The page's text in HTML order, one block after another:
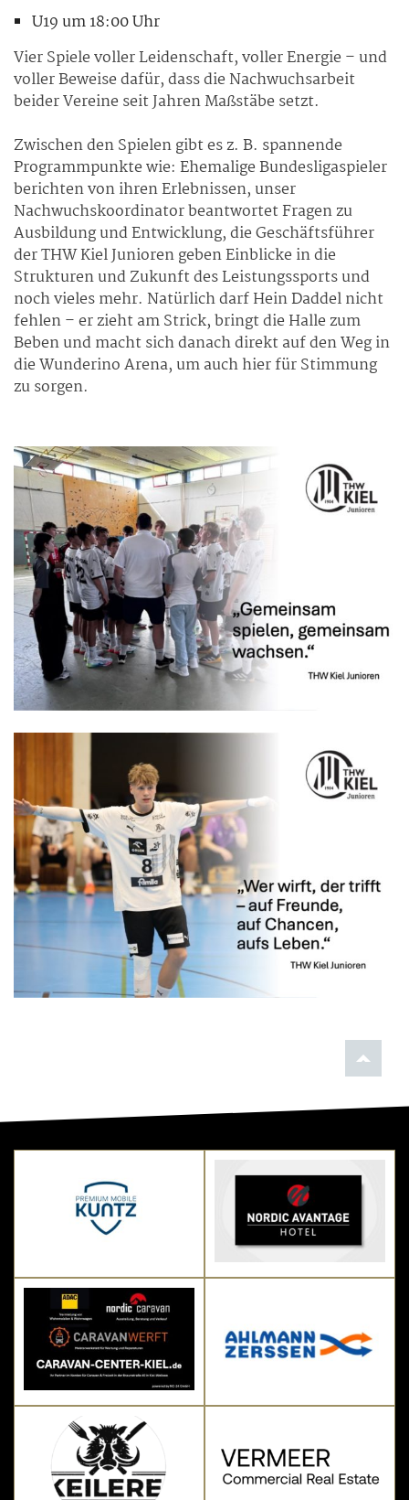
U19 um 18:00 Uhr
Vier Spiele voller Leidenschaft, voller Energie – und
voller Beweise dafür, dass die Nachwuchsarbeit
beider Vereine seit Jahren Maßstäbe setzt.
Zwischen den Spielen gibt es z. B. spannende
Programmpunkte wie: Ehemalige Bundesligaspieler
berichten von ihren Erlebnissen, unser
Nachwuchskoordinator beantwortet Fragen zu
Ausbildung und Entwicklung, die Geschäftsführer
der THW Kiel Junioren geben Einblicke in die
Strukturen und Zukunft des Leistungssports und
noch vieles mehr. Natürlich darf Hein Daddel nicht
fehlen – er zieht am Strick, bringt die Halle zum
Beben und macht sich danach direkt auf den Weg in
die Wunderino Arena, um auch hier für Stimmung
zu sorgen.